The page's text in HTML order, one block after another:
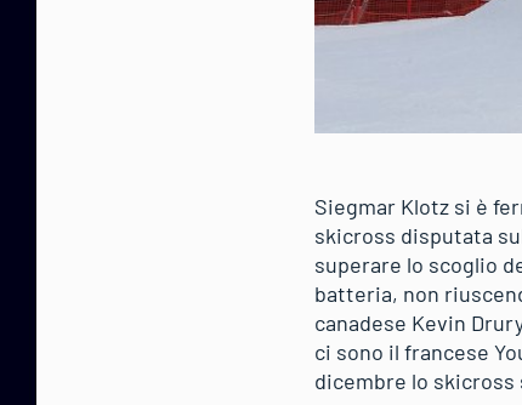
Siegmar Klotz si è
skicross disputata
superare lo scoglio
batteria, non
canadese Kevin
ci sono il francese
dicembre lo skicross